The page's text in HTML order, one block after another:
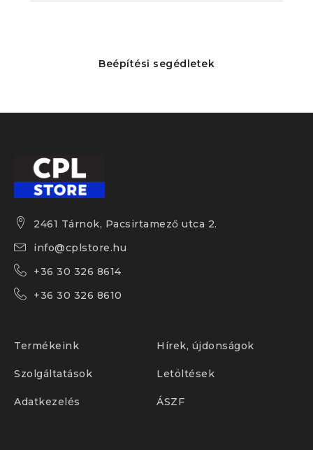
Beépítési segédletek
2461 Tárnok, Pacsirtamező utca 2.
info@cplstore.hu
+36 30 326 8614
+36 30 326 8610
Termékeink Hírek, újdonságok
Szolgáltatások Letöltések
Adatkezelés ÁSZF